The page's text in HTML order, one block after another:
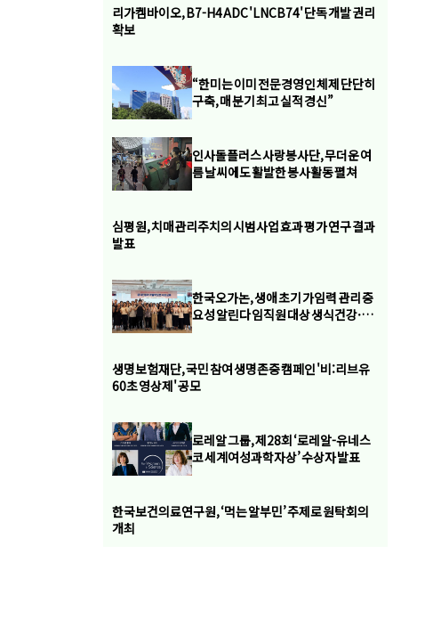
리가켐바이오, B7-H4 ADC 'LNCB74' 단독 개발 권리
확보
“한미는 이미 전문경영인 체제 단단히
구축, 매 분기 최고 실적 경신”
인사돌플러스 사랑봉사단, 무더운 여
름 날씨에도 활발한 봉사활동 펼쳐
심평원, 치매관리주치의 시범사업 효과 평가 연구 결과
발표
한국오가논, 생애 초기 가임력 관리 중
요성 알린다 임직원 대상 생식건강·가
생명보험재단, 국민 참여 생명존중 캠페인 '비:리브유
60초 영상제' 공모
로레알 그룹, 제28회 ‘로레알-유네스
코 세계여성과학자상’ 수상자 발표
한국보건의료연구원, ‘먹는 알부민’ 주제로 원탁회의
개최